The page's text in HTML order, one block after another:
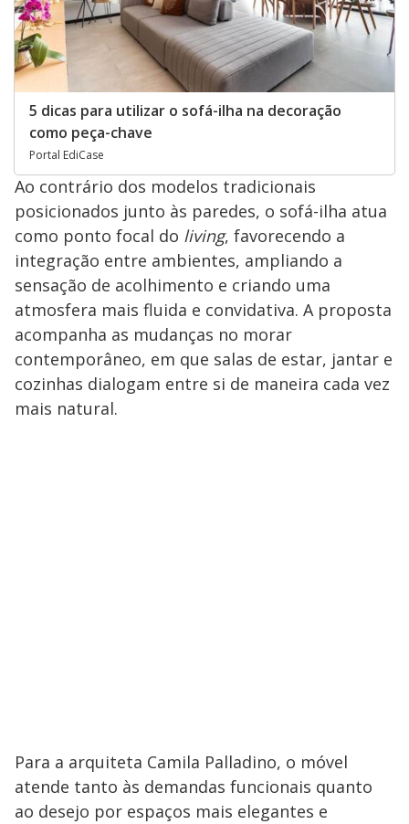
5 dicas para utilizar o sofá-ilha na decoração
como peça-chave
Portal EdiCase
Ao contrário dos modelos tradicionais
posicionados junto às paredes, o sofá-ilha atua
como ponto focal do living, favorecendo a
integração entre ambientes, ampliando a
sensação de acolhimento e criando uma
atmosfera mais fluida e convidativa. A proposta
acompanha as mudanças no morar
contemporâneo, em que salas de estar, jantar e
cozinhas dialogam entre si de maneira cada vez
mais natural.
Para a arquiteta Camila Palladino, o móvel
atende tanto às demandas funcionais quanto
ao desejo por espaços mais elegantes e